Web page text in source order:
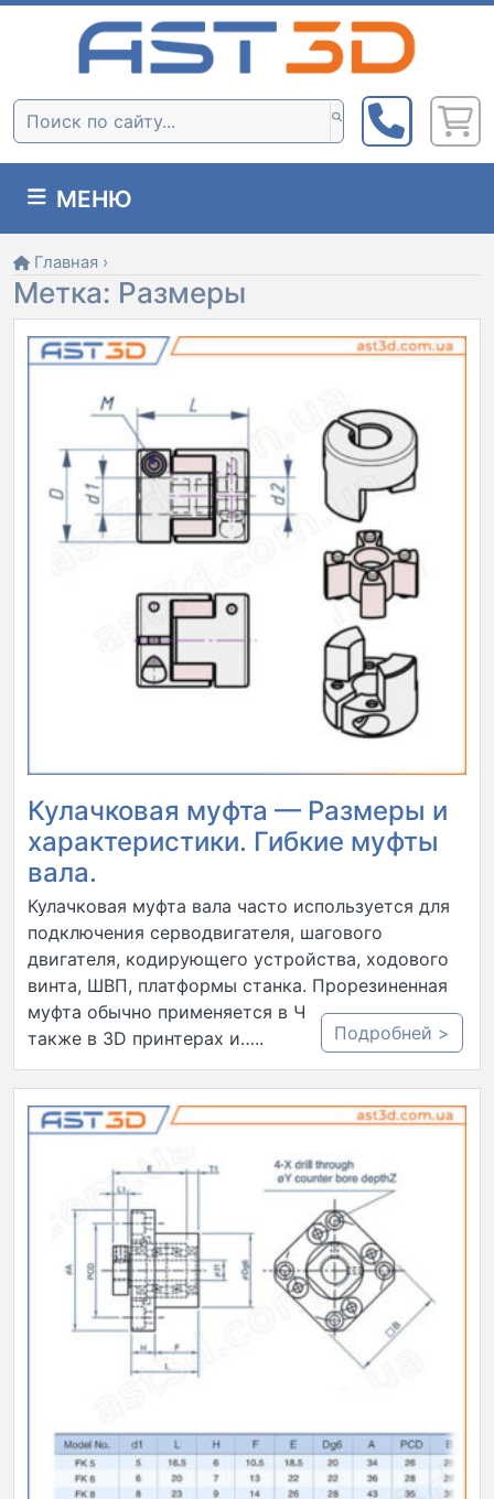
Skip
Поиск:
МЕНЮ
Главная ›
Метка: Размеры
Кулачковая муфта — Размеры и
характеристики. Гибкие муфты
вала.
Кулачковая муфта вала часто используется для
подключения серводвигателя, шагового
двигателя, кодирующего устройства, ходового
винта, ШВП, платформы станка. Прорезиненная
муфта обычно применяется в ЧПУ станках, а
также в 3D принтерах и…..
Подробней >